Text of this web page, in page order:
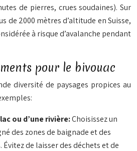
de pierres, crues soudaines). Sur
de 2000 mètres d’altitude en Suisse,
à risque d’avalanche pendant
pour le bivouac
diversité de paysages propices au
ou d’une rivière:Choisissez un
des zones de baignade et des
de laisser des déchets et de